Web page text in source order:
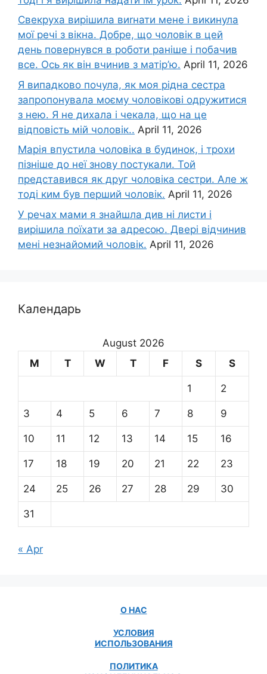
Свекруха вирішила виrнати мене і викинула
мої речі з вікна. Добре, що чоловік в цей
день повернувся в роботи раніше і побачив
все. Ось як він вчинив з матір’ю. April 11, 2026
Я випадково почула, як моя рідна сестра
запропонувала моєму чоловікові одружитися
з нею. Я не дихала і чекала, що на це
відповість мій чоловік.. April 11, 2026
Марія впустила чоловіка в будинок, і трохи
пізніше до неї знову постукали. Той
представився як друг чоловіка сестри. Але ж
тоді ким був перший чоловік. April 11, 2026
У речах мами я знайшла див ні листи і
вирішила поїхати за адресою. Двері відчинив
мені незнайомий чоловік. April 11, 2026
Календарь
August 2026
M
T W T F S S
1 2
3 4 5 6 7 8 9
10 11 12 13 14 15 16
17 18 19 20 21 22 23
24 25 26 27 28 29 30
31
« Apr
О НАС
УСЛОВИЯ
ИСПОЛЬЗОВАНИЯ
ПОЛИТИКА